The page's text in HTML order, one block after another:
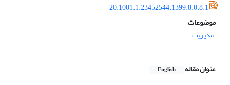
20.1001.1.23452544.1399.8.0.8.1
موضوعات
مدیریت
عنوان مقاله English